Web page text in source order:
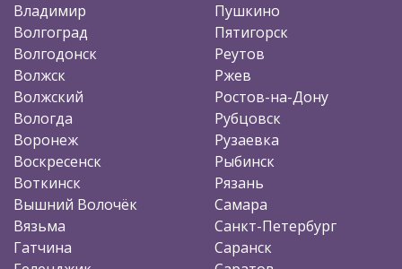
Владимир
Волгоград
Волгодонск
Волжск
Волжский
Вологда
Воронеж
Воскресенск
Воткинск
Вышний Волочёк
Вязьма
Гатчина
Пушкино
Пятигорск
Реутов
Ржев
Ростов-на-Дону
Рубцовск
Рузаевка
Рыбинск
Рязань
Самара
Санкт-Петербург
Саранск